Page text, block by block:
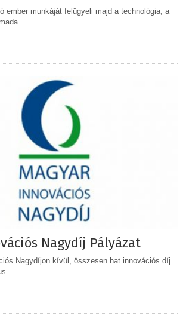
ember munkáját felügyeli majd a technológia, a
Nagydíj Pályázat
Nagydíjon kívül, összesen hat innovációs díj